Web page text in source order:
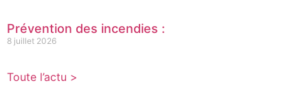
Prévention des incendies :
8 juillet 2026
Toute l’actu >